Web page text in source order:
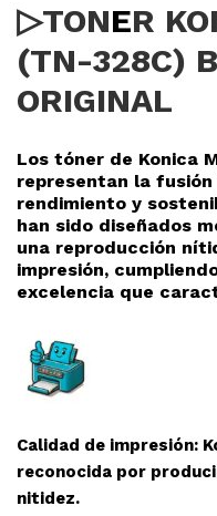
▷TONER
(TN-328C)
ORIGINAL
Los tóner de Konica
representan la
rendimiento y
han sido diseñados
una reproducción
impresión,
excelencia que
Calidad de impresión:
reconocida por
nitidez.